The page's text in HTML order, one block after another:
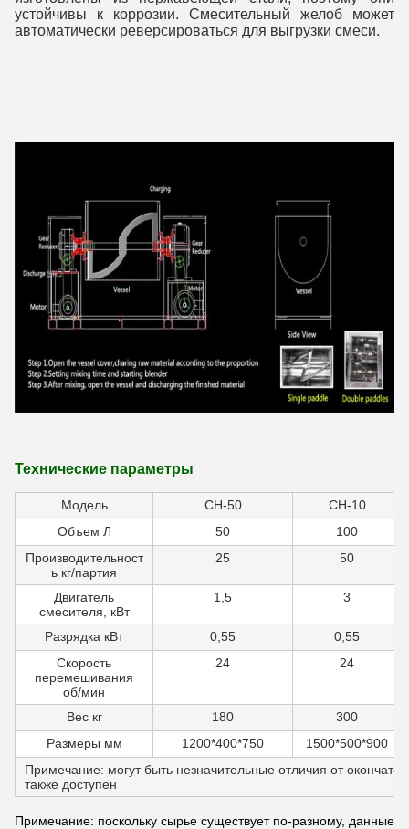
устойчивы к коррозии. Смесительный желоб может
автоматически реверсироваться для выгрузки смеси.
Технические параметры
Модель СН-50
СН-10
Объем Л
50
100
Производительност
ь кг/партия
25 50
Двигатель
смесителя, кВт
1,5 3
Разрядка кВт 0,55
0,55
Скорость
перемешивания
об/мин
24 24
Вес кг 180
300
Размеры мм
1200*400*750
1500*500*900
Примечание: могут быть незначительные отличия от
также доступен
Примечание: поскольку сырье существует по-разному, данные